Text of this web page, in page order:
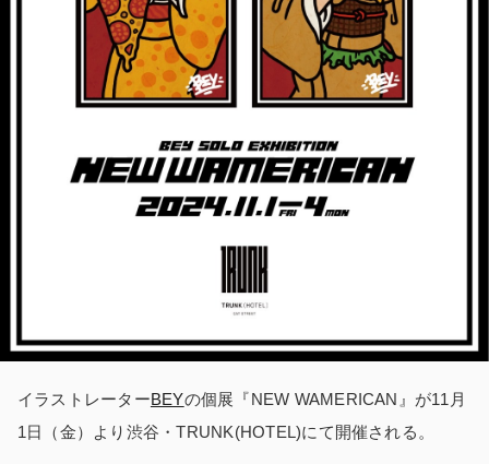
イラストレーターBEYの個展『NEW WAMERICAN』が11月
1日（金）より渋谷・TRUNK(HOTEL)にて開催される。